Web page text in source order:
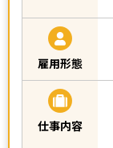
雇用形態
仕事内容